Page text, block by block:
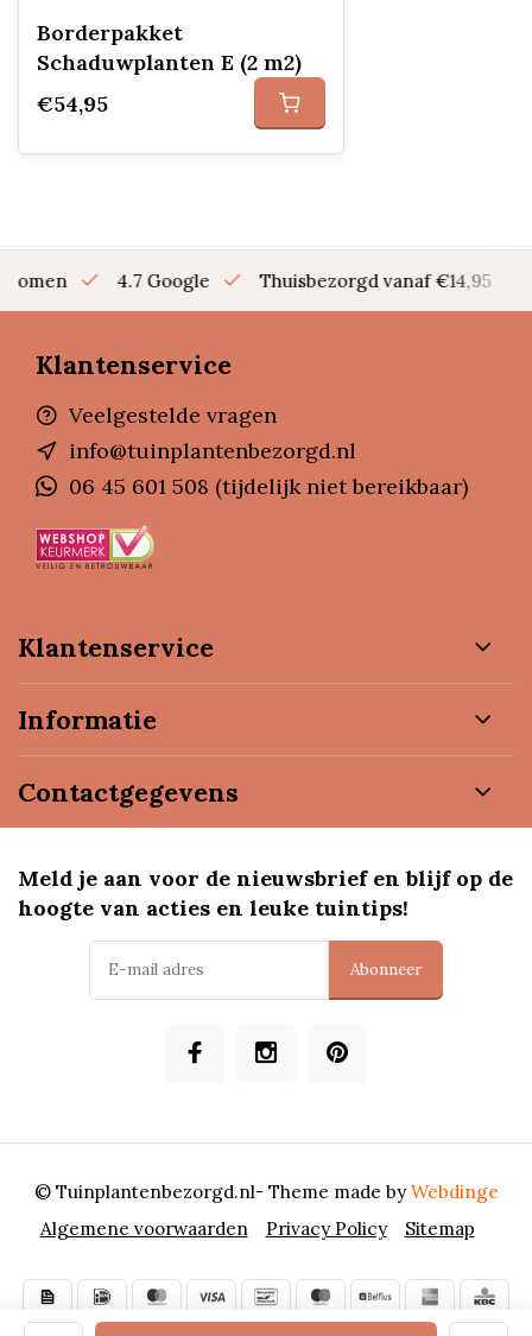
Borderpakket
Schaduwplanten E (2 m2)
€54,95
bomen 4.7 Google Thuisbezorgd vanaf €14,95
Klantenservice
Veelgestelde vragen
info@tuinplantenbezorgd.nl
06 45 601 508 (tijdelijk niet bereikbaar)
Klantenservice
Informatie
Contactgegevens
Meld je aan voor de nieuwsbrief en blijf op de
hoogte van acties en leuke tuintips!
Abonneer
Algemene voorwaarden Privacy Policy Sitemap
© Tuinplantenbezorgd.nl- Theme made byWebdinge